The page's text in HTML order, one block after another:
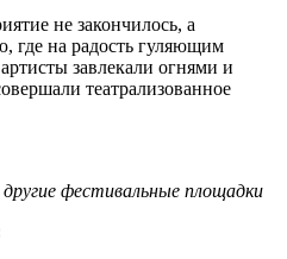
не закончилось, а
где на радость гуляющим
завлекали огнями и
театрализованное
фестивальные площадки